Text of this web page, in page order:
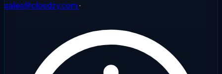
sales@cloudzy.com ·